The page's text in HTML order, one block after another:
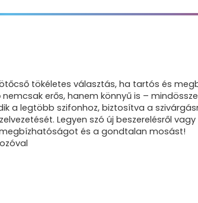
kötőcső tökéletes választás, ha tartós és
erős, hanem könnyű is –
a legtöbb szifonhoz, biztosítva a
Legyen szó új beszerelésről vagy
és a gondtalan mosást!